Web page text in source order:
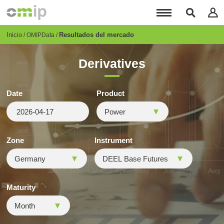
principal
Breadcrumb
Inicio OMIPData Resultados del mercado
Derivatives
Date Product
Zone Instrument
Maturity